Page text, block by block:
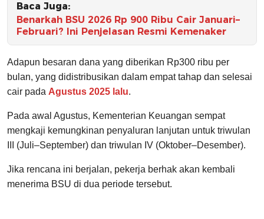
Baca Juga:
Benarkah BSU 2026 Rp 900 Ribu Cair Januari–
Februari? Ini Penjelasan Resmi Kemenaker
Adapun besaran dana yang diberikan Rp300 ribu per
bulan, yang didistribusikan dalam empat tahap dan selesai
cair pada Agustus 2025 lalu.
Pada awal Agustus, Kementerian Keuangan sempat
mengkaji kemungkinan penyaluran lanjutan untuk triwulan
III (Juli–September) dan triwulan IV (Oktober–Desember).
Jika rencana ini berjalan, pekerja berhak akan kembali
menerima BSU di dua periode tersebut.